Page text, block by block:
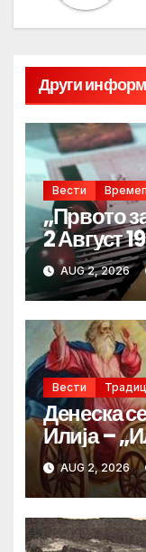
Други
Вести
„Првото
2 Август
AUG 2, 2026
Вести
Денеска
Илија –
AUG 2, 2026